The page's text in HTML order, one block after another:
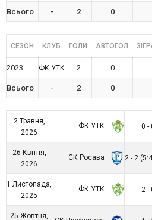
Всього - 2 0
СЕЗОН КЛУБ ГОЛИ АВТОГОЛ
2023 ФК УТК 2 0
Всього - 2 0
2 Травня,
2026
ФК УТК 0 -
26 Квітня,
2026
СК Росава 2 - 2
1 Листопада,
2025
ФК УТК 2 -
25 Жовтня,